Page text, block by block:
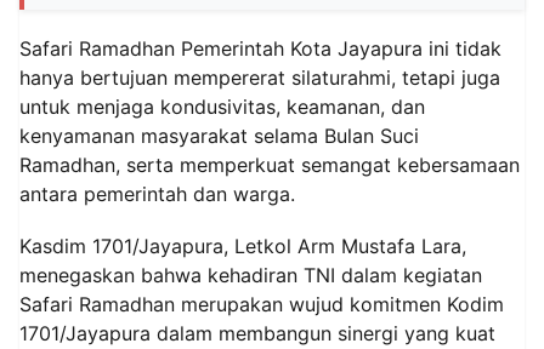
Safari Ramadhan Pemerintah Kota Jayapura ini tidak
hanya bertujuan mempererat silaturahmi, tetapi juga
untuk menjaga kondusivitas, keamanan, dan
kenyamanan masyarakat selama Bulan Suci
Ramadhan, serta memperkuat semangat kebersamaan
antara pemerintah dan warga.
Kasdim 1701/Jayapura, Letkol Arm Mustafa Lara,
menegaskan bahwa kehadiran TNI dalam kegiatan
Safari Ramadhan merupakan wujud komitmen Kodim
1701/Jayapura dalam membangun sinergi yang kuat